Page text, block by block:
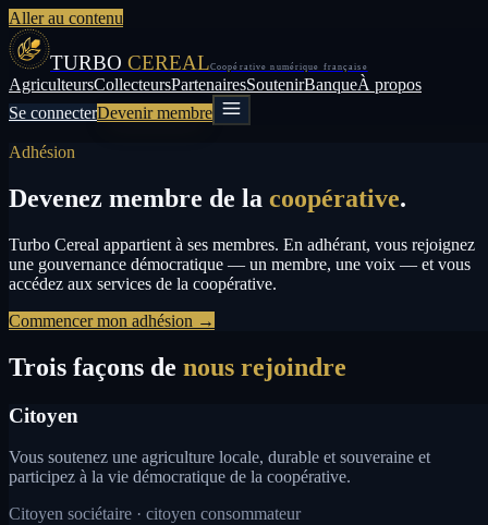
Aller au contenu
TURBO CEREALCoopérative numérique française
AgriculteursCollecteursPartenairesSoutenirBanqueÀ propos
Se connecterDevenir membre
Adhésion
Devenez membre de la coopérative.
Turbo Cereal appartient à ses membres. En adhérant, vous rejoignez
une gouvernance démocratique — un membre, une voix — et vous
accédez aux services de la coopérative.
Commencer mon adhésion →
Trois façons de nous rejoindre
Citoyen
Vous soutenez une agriculture locale, durable et souveraine et
participez à la vie démocratique de la coopérative.
Citoyen sociétaire · citoyen consommateur